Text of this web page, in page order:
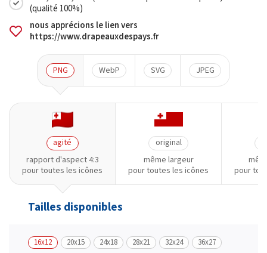
(qualité 100%)
nous apprécions le lien vers
https://www.drapeauxdespays.fr
PNG WebP SVG JPEG
agité
rapport d'aspect 4:3
pour toutes les icônes
original
même largeur
pour toutes les icônes
pour
Tailles disponibles
16x12 20x15 24x18 28x21 32x24
36x27